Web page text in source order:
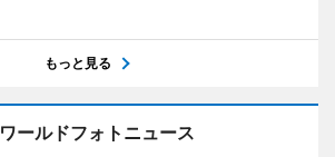
もっと見る
ワールドフォトニュース